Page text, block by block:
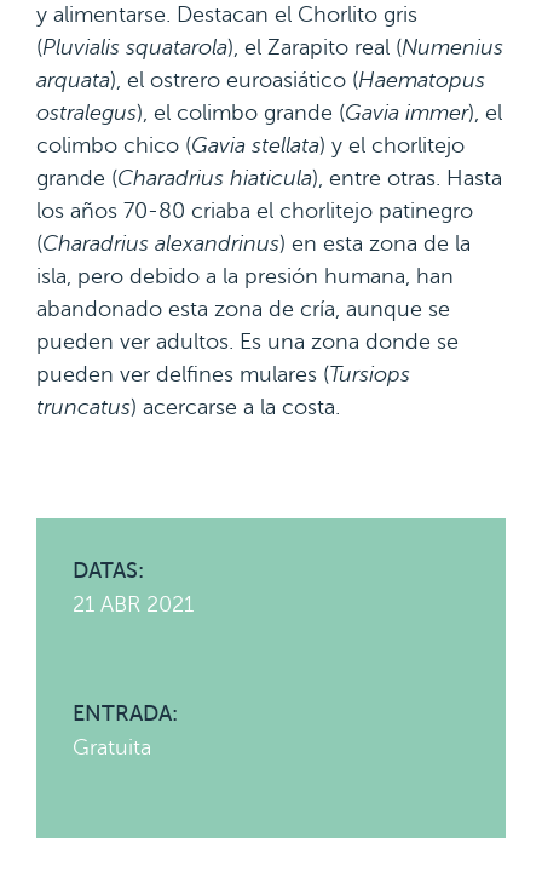
y alimentarse. Destacan el Chorlito gris
(Pluvialis squatarola), el Zarapito real (Numenius
arquata), el ostrero euroasiático (Haematopus
ostralegus), el colimbo grande (Gavia immer), el
colimbo chico (Gavia stellata) y el chorlitejo
grande (Charadrius hiaticula), entre otras. Hasta
los años 70-80 criaba el chorlitejo patinegro
(Charadrius alexandrinus) en esta zona de la
isla, pero debido a la presión humana, han
abandonado esta zona de cría, aunque se
pueden ver adultos. Es una zona donde se
pueden ver delfines mulares (Tursiops
truncatus) acercarse a la costa.
DATAS:
21 ABR 2021
ENTRADA:
Gratuita